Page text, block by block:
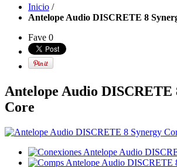
Inicio /
Antelope Audio DISCRETE 8
Fave 0
Antelope Audio DISCRETE
Core